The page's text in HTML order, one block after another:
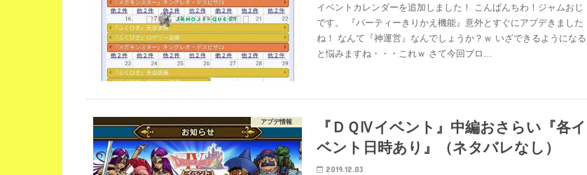
イベントカレンダーを追加しました！ こんばんちわ！ジャムおじ
です。 『パーティーきりかえ機能』意外とすぐにアプデきました
ね！ なんて『神運営』なんでしょうか？ｗ いざできるようになる
と悩みますね・・・これｗ さて今回ブロ…
アプデ情報
『ＤＱⅣイベント』中編おさらい『各イ
ベント日時あり』（ネタバレなし）
2019.12.03